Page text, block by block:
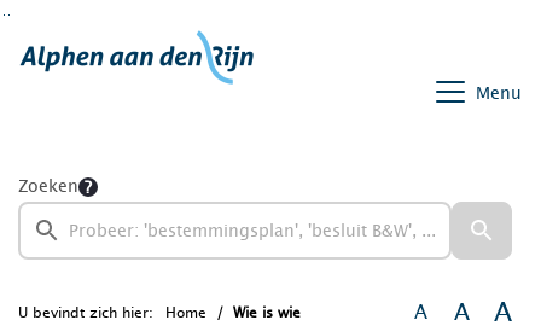
Ga naar de inhoud van deze pagina
Menu
Zoeken
U bevindt zich hier: Home Wie is wie A A A